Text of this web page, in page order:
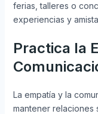
ferias, talleres o
experiencias y
Practica la
La empatía y la
mantener relaciones